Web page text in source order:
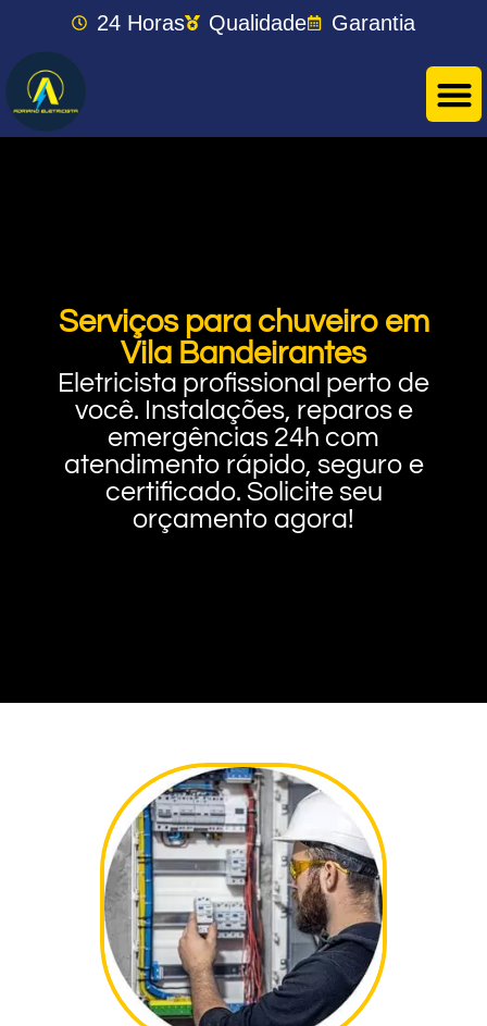
24 Horas Qualidade Garantia
Serviços para chuveiro em
Vila Bandeirantes
Eletricista profissional perto de
você. Instalações, reparos e
emergências 24h com
atendimento rápido, seguro e
certificado. Solicite seu
orçamento agora!